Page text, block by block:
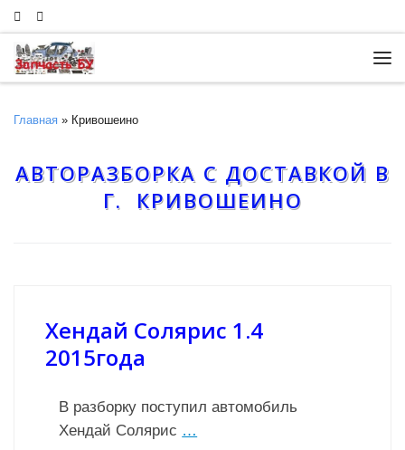
Skip to content
Главная » Кривошеино
АВТОРАЗБОРКА С ДОСТАВКОЙ В
Г. КРИВОШЕИНО
Хендай Солярис 1.4
2015года
В разборку поступил автомобиль
Хендай Солярис …